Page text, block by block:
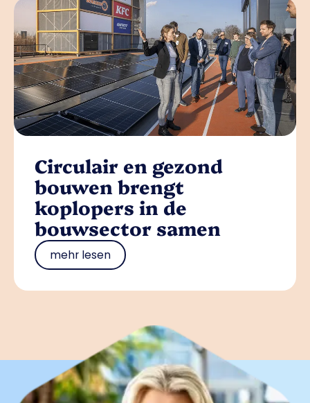
Circulair en gezond
bouwen brengt
koplopers in de
bouwsector samen
mehr lesen